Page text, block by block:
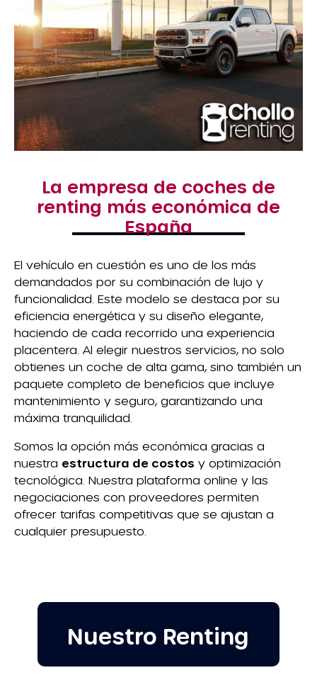
La empresa de coches de
renting más económica de
España
El vehículo en cuestión es uno de los más
demandados por su combinación de lujo y
funcionalidad. Este modelo se destaca por su
eficiencia energética y su diseño elegante,
haciendo de cada recorrido una experiencia
placentera. Al elegir nuestros servicios, no solo
obtienes un coche de alta gama, sino también un
paquete completo de beneficios que incluye
mantenimiento y seguro, garantizando una
máxima tranquilidad.
Somos la opción más económica gracias a
nuestra estructura de costos y optimización
tecnológica. Nuestra plataforma online y las
negociaciones con proveedores permiten
ofrecer tarifas competitivas que se ajustan a
cualquier presupuesto.
Nuestro Renting